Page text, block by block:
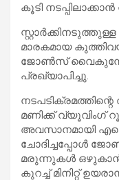
കൂടി
മാരകമായ
ജോൺസ് വൈകുന്നേരം
പ്രഖ്യാപിച്ചു.
മണിക്ക് വ്യൂവിംഗ്
അവസാനമായി
ചോദിച്ചപ്പോൾ
മരുന്നുകൾ ഒഴുകാൻ
കുറച്ച് മിനിറ്റ്